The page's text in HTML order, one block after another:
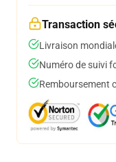
Transaction
Livraison
Numéro de suivi
Remboursement